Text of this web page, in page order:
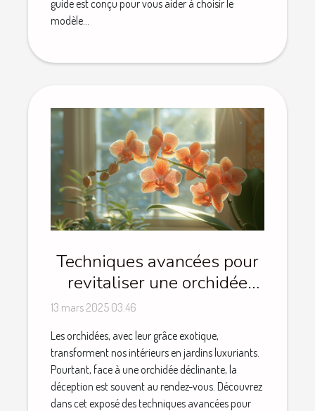
guide est conçu pour vous aider à choisir le
modèle...
Techniques avancées pour
revitaliser une orchidée
déclinante
13 mars 2025 03:46
Les orchidées, avec leur grâce exotique,
transforment nos intérieurs en jardins luxuriants.
Pourtant, face à une orchidée déclinante, la
déception est souvent au rendez-vous. Découvrez
dans cet exposé des techniques avancées pour